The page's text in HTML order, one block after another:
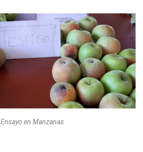
Ensayo en Manzanas